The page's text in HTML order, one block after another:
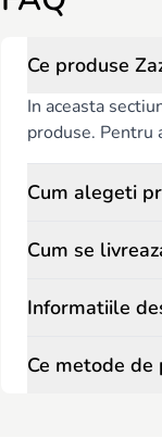
Ce produse
In aceasta
produse. Pentru
Cum alegeti
Cum se
Informatiile
Ce metode